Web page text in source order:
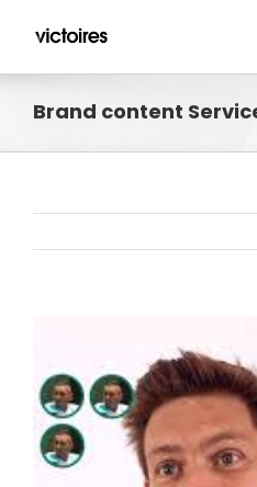
content
Brand content
Image